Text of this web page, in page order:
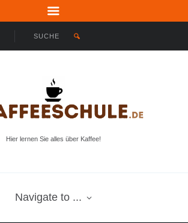
Hier lernen Sie alles über Kaffee!
Navigate to ...